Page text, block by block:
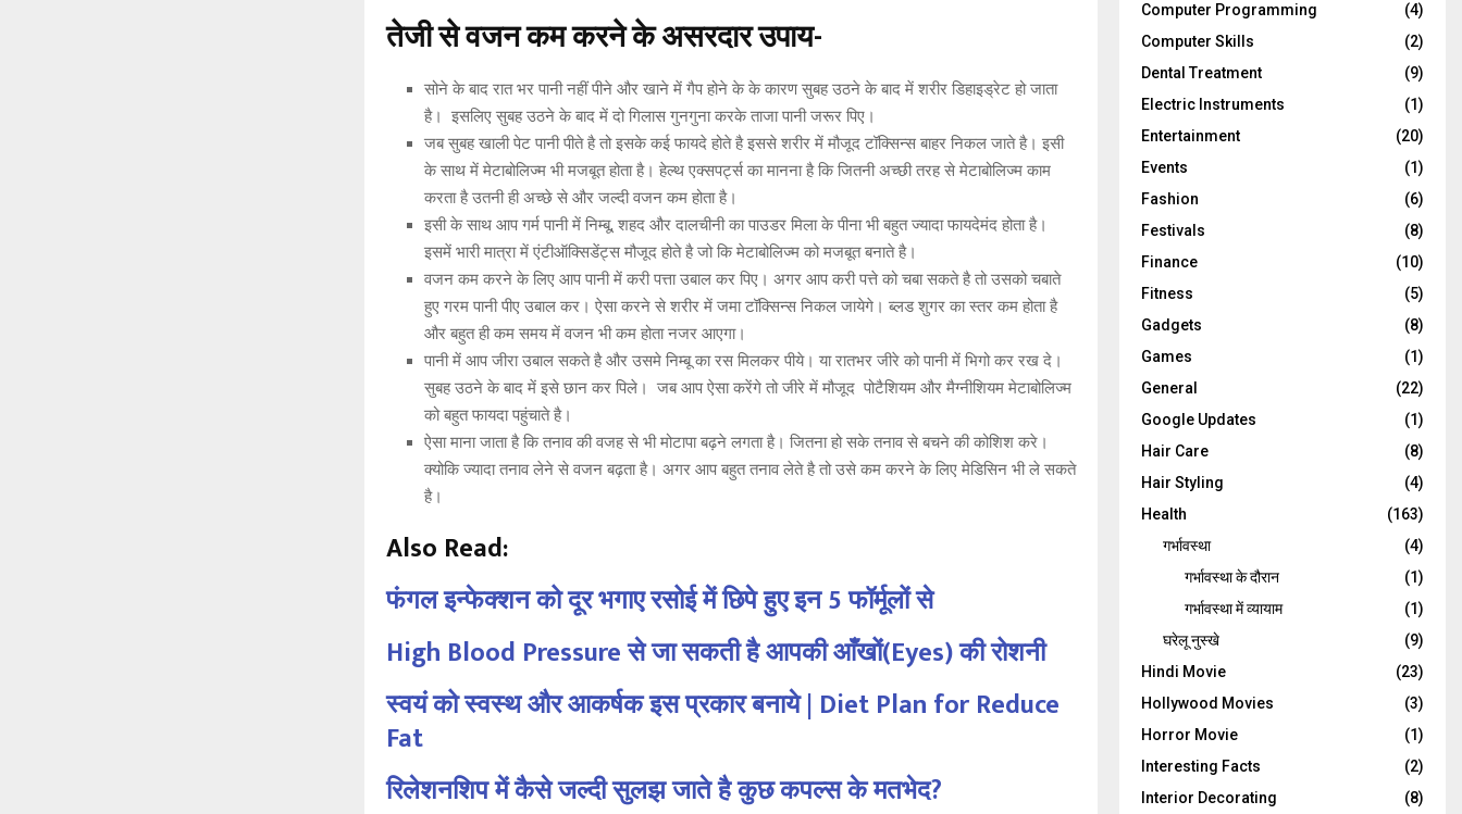
तेजी से वजन कम करने के असरदार उपाय-
सोने के बाद रात भर पानी नहीं पीने और खाने में गैप होने के के कारण सुबह उठने के बाद में शरीर डिहाइड्रेट हो जाता
है। इसलिए सुबह उठने के बाद में दो गिलास गुनगुना करके ताजा पानी जरूर पिए।
जब सुबह खाली पेट पानी पीते है तो इसके कई फायदे होते है इससे शरीर में मौजूद टॉक्सिन्स बाहर निकल जाते है। इसी
के साथ में मेटाबोलिज्म भी मजबूत होता है। हेल्थ एक्सपर्ट्स का मानना है कि जितनी अच्छी तरह से मेटाबोलिज्म काम
करता है उतनी ही अच्छे से और जल्दी वजन कम होता है।
इसी के साथ आप गर्म पानी में निम्बू, शहद और दालचीनी का पाउडर मिला के पीना भी बहुत ज्यादा फायदेमंद होता है।
इसमें भारी मात्रा में एंटीऑक्सिडेंट्स मौजूद होते है जो कि मेटाबोलिज्म को मजबूत बनाते है।
वजन कम करने के लिए आप पानी में करी पत्ता उबाल कर पिए। अगर आप करी पत्ते को चबा सकते है तो उसको चबाते
हुए गरम पानी पीए उबाल कर। ऐसा करने से शरीर में जमा टॉक्सिन्स निकल जायेगे। ब्लड शुगर का स्तर कम होता है
और बहुत ही कम समय में वजन भी कम होता नजर आएगा।
पानी में आप जीरा उबाल सकते है और उसमे निम्बू का रस मिलकर पीये। या रातभर जीरे को पानी में भिगो कर रख दे।
सुबह उठने के बाद में इसे छान कर पिले। जब आप ऐसा करेंगे तो जीरे में मौजूद पोटैशियम और मैग्नीशियम मेटाबोलिज्म
को बहुत फायदा पहुंचाते है।
ऐसा माना जाता है कि तनाव की वजह से भी मोटापा बढ़ने लगता है। जितना हो सके तनाव से बचने की कोशिश करे।
क्योकि ज्यादा तनाव लेने से वजन बढ़ता है। अगर आप बहुत तनाव लेते है तो उसे कम करने के लिए मेडिसिन भी ले सकते
है।
Also Read:
फंगल इन्फेक्शन को दूर भगाए रसोई में छिपे हुए इन 5 फॉर्मूलों से
High Blood Pressure से जा सकती है आपकी आँखों(Eyes) की रोशनी
स्वयं को स्वस्थ और आकर्षक इस प्रकार बनाये | Diet Plan for Reduce
Fat
रिलेशनशिप में कैसे जल्दी सुलझ जाते है कुछ कपल्स के मतभेद?
Computer Programming
(4)
Computer Skills
(2)
Dental Treatment
(9)
Electric Instruments
(1)
Entertainment
(20)
Events
(1)
Fashion
(6)
Festivals
(8)
Finance
(10)
Fitness
(5)
Gadgets
(8)
Games
(1)
General
(22)
Google Updates
(1)
Hair Care
(8)
Hair Styling
(4)
Health
(163)
गर्भावस्था
(4)
गर्भावस्‍था के दौरान
(1)
गर्भावस्था में व्यायाम
(1)
घरेलू नुस्‍खे
(9)
Hindi Movie
(23)
Hollywood Movies
(3)
Horror Movie
(1)
Interesting Facts
(2)
Interior Decorating
(8)